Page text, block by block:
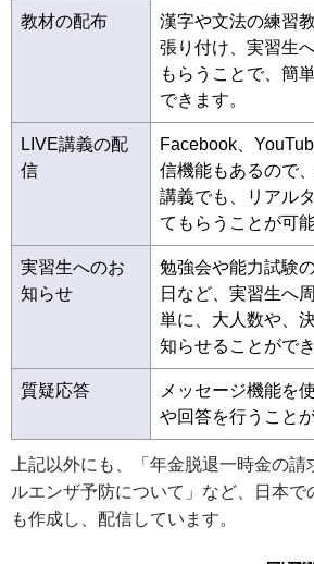
教材の配布
漢字や文法の練習
張り付け、実習生
もらうことで、簡
できます。
LIVE講義の配
信
Facebook、
信機能もあるので
講義でも、リアル
てもらうことが可能
実習生へのお
知らせ
勉強会や能力試験
日など、実習生へ
単に、大人数や、
知らせることができ
質疑応答
メッセージ機能を
や回答を行うこと
上記以外にも、「年金脱退一時金の請
ルエンザ予防について」など、日本で
も作成し、配信しています。